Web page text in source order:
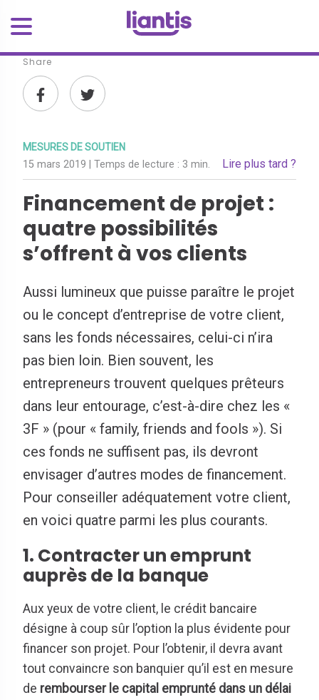
Share
MESURES DE SOUTIEN
15 mars 2019 | Temps de lecture : 3 min. Lire plus tard ?
Financement de projet :
quatre possibilités
s’offrent à vos clients
Aussi lumineux que puisse paraître le projet
ou le concept d’entreprise de votre client,
sans les fonds nécessaires, celui-ci n’ira
pas bien loin. Bien souvent, les
entrepreneurs trouvent quelques prêteurs
dans leur entourage, c’est-à-dire chez les «
3F » (pour « family, friends and fools »). Si
ces fonds ne suffisent pas, ils devront
envisager d’autres modes de financement.
Pour conseiller adéquatement votre client,
en voici quatre parmi les plus courants.
1. Contracter un emprunt
auprès de la banque
Aux yeux de votre client, le crédit bancaire
désigne à coup sûr l’option la plus évidente pour
financer son projet. Pour l’obtenir, il devra avant
tout convaincre son banquier qu’il est en mesure
de rembourser le capital emprunté dans un délai